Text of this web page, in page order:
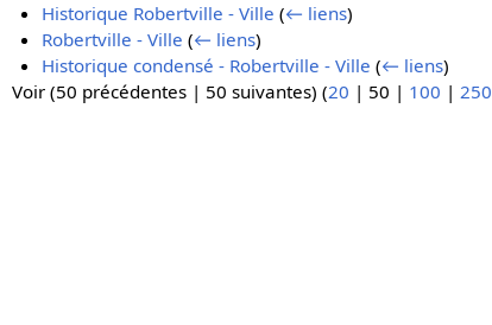
Historique Robertville - Ville (← liens)
Robertville - Ville (← liens)
Historique condensé - Robertville - Ville (← liens)
Voir (50 précédentes | 50 suivantes) (20 | 50 | 100 |250